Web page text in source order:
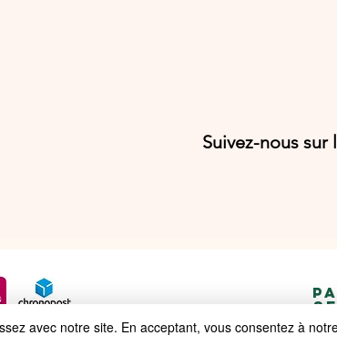
Suivez-nous sur
avec notre site. En acceptant, vous consentez à